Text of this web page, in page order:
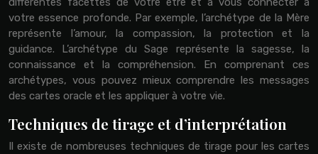
votre essence profonde. Par exemple, l’archétype de la Mère
représente l’amour, la compassion, la protection et la
guidance. L’archétype du Sage représente la sagesse, la
connaissance et la compréhension. En comprenant ces
archétypes, vous pouvez mieux comprendre les messages
des cartes oracle et les appliquer à votre vie.
Techniques de tirage et d’interprétation
Il existe de nombreuses techniques de tirage pour les cartes